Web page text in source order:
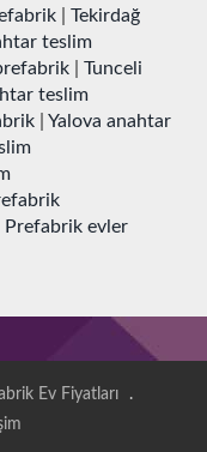
Tekirdağ
teslim
Tunceli
teslim
Yalova anahtar
Prefabrik evler
Ev Fiyatları
.